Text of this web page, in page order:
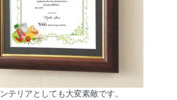
テリアとしても大変素敵です。